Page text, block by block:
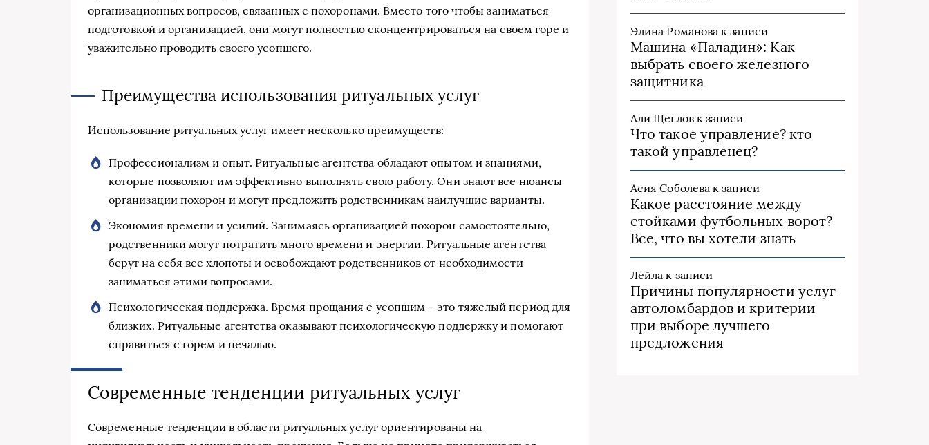
организационных вопросов, связанных с похоронами. Вместо того чтобы заниматься
подготовкой и организацией, они могут полностью сконцентрироваться на своем горе и
уважительно проводить своего усопшего.
Преимущества использования ритуальных услуг
Использование ритуальных услуг имеет несколько преимуществ:
Профессионализм и опыт. Ритуальные агентства обладают опытом и знаниями,
которые позволяют им эффективно выполнять свою работу. Они знают все нюансы
организации похорон и могут предложить родственникам наилучшие варианты.
Экономия времени и усилий. Занимаясь организацией похорон самостоятельно,
родственники могут потратить много времени и энергии. Ритуальные агентства
берут на себя все хлопоты и освобождают родственников от необходимости
заниматься этими вопросами.
Психологическая поддержка. Время прощания с усопшим – это тяжелый период для
близких. Ритуальные агентства оказывают психологическую поддержку и помогают
справиться с горем и печалью.
Современные тенденции ритуальных услуг
Современные тенденции в области ритуальных услуг ориентированы на
Элина Романова к записи
Машина «Паладин»: Как
выбрать своего железного
защитника
Али Щегловк записи
Что такое управление? кто
такой управленец?
Асия Соболева к записи
Какое расстояние между
стойками футбольных ворот?
Все, что вы хотели знать
Лейла к записи
Причины популярности услуг
автоломбардов и критерии
при выборе лучшего
предложения